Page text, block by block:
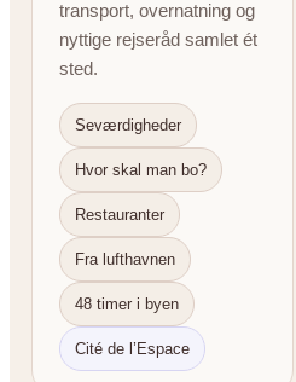
transport, overnatning og
nyttige rejseråd samlet ét
sted.
Seværdigheder
Hvor skal man bo?
Restauranter
Fra lufthavnen
48 timer i byen
Cité de l’Espace